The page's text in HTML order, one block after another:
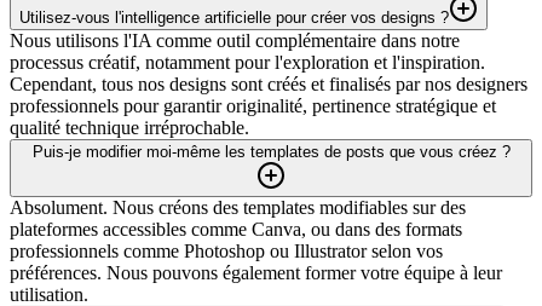
Utilisez-vous l'intelligence artificielle pour créer vos designs ?
Nous utilisons l'IA comme outil complémentaire dans notre
processus créatif, notamment pour l'exploration et l'inspiration.
Cependant, tous nos designs sont créés et finalisés par nos designers
professionnels pour garantir originalité, pertinence stratégique et
qualité technique irréprochable.
Puis-je modifier moi-même les templates de posts que vous créez ?
Absolument. Nous créons des templates modifiables sur des
plateformes accessibles comme Canva, ou dans des formats
professionnels comme Photoshop ou Illustrator selon vos
préférences. Nous pouvons également former votre équipe à leur
utilisation.